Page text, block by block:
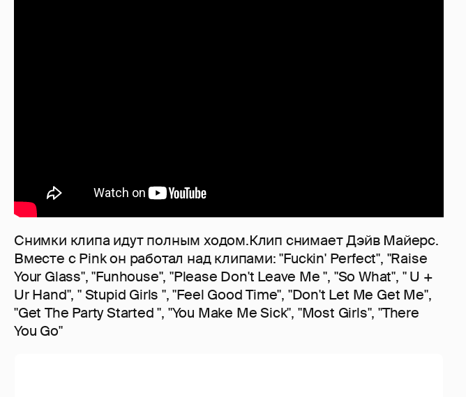
Снимки клипа идут полным ходом.Клип снимает Дэйв Майерс.
Вместе с Pink он работал над клипами: "Fuckin' Perfect", "Raise
Your Glass", "Funhouse", "Please Don't Leave Me ", "So What", " U +
Ur Hand", " Stupid Girls ", "Feel Good Time", "Don't Let Me Get Me",
"Get The Party Started ", "You Make Me Sick", "Most Girls", "There
You Go"